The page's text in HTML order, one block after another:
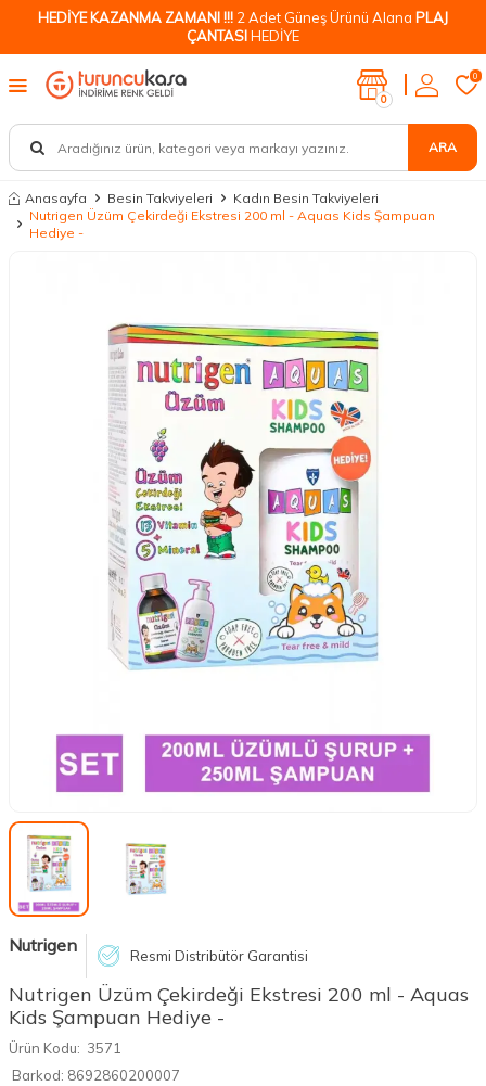
HEDİYE KAZANMA ZAMANI !!! 2 Adet Güneş Ürünü Alana PLAJ
ÇANTASIHEDİYE
ARA
0
0
Anasayfa Besin Takviyeleri
Kadın Besin Takviyeleri
Nutrigen Üzüm Çekirdeği Ekstresi 200 ml - Aquas Kids Şampuan
Hediye -
Nutrigen Resmi Distribütör Garantisi
Nutrigen Üzüm Çekirdeği Ekstresi 200 ml - Aquas
Kids Şampuan Hediye -
Ürün Kodu: 3571
Barkod: 8692860200007